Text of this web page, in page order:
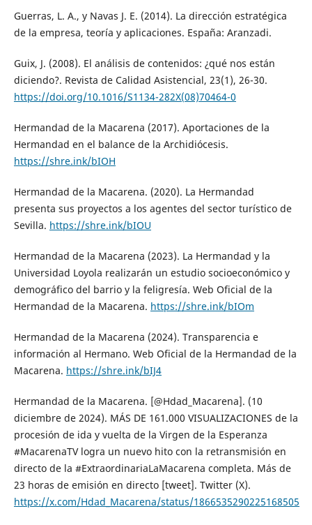
Guerras, L. A., y Navas J. E. (2014). La dirección estratégica
de la empresa, teoría y aplicaciones. España: Aranzadi.
Guix, J. (2008). El análisis de contenidos: ¿qué nos están
diciendo?. Revista de Calidad Asistencial, 23(1), 26-30.
https://doi.org/10.1016/S1134-282X(08)70464-0
Hermandad de la Macarena (2017). Aportaciones de la
Hermandad en el balance de la Archidiócesis.
https://shre.ink/bIOH
Hermandad de la Macarena. (2020). La Hermandad
presenta sus proyectos a los agentes del sector turístico de
Sevilla. https://shre.ink/bIOU
Hermandad de la Macarena (2023). La Hermandad y la
Universidad Loyola realizarán un estudio socioeconómico y
demográfico del barrio y la feligresía. Web Oficial de la
Hermandad de la Macarena. https://shre.ink/bIOm
Hermandad de la Macarena (2024). Transparencia e
información al Hermano. Web Oficial de la Hermandad de la
Macarena. https://shre.ink/bIJ4
Hermandad de la Macarena. [@Hdad_Macarena]. (10
diciembre de 2024). MÁS DE 161.000 VISUALIZACIONES de la
procesión de ida y vuelta de la Virgen de la Esperanza
#MacarenaTV logra un nuevo hito con la retransmisión en
directo de la #ExtraordinariaLaMacarena completa. Más de
23 horas de emisión en directo [tweet]. Twitter (X).
https://x.com/Hdad_Macarena/status/1866535290225168505